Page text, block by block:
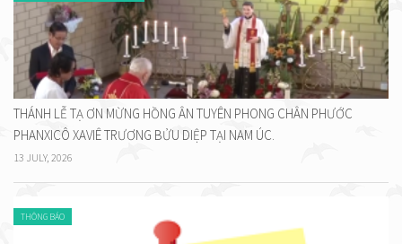
THÁNH LỄ TẠ ƠN MỪNG HỒNG ÂN TUYÊN PHONG CHÂN PHƯỚC
PHANXICÔ XAVIÊ TRƯƠNG BỬU DIỆP TẠI NAM ÚC.
13 JULY, 2026
THÔNG BÁO